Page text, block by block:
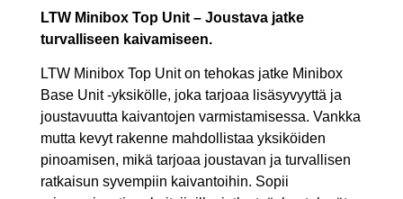
LTW Minibox Top Unit – Joustava jatke
turvalliseen kaivamiseen.
LTW Minibox Top Unit on tehokas jatke Minibox
Base Unit -yksikölle, joka tarjoaa lisäsyvyyttä ja
joustavuutta kaivantojen varmistamisessa. Vankka
mutta kevyt rakenne mahdollistaa yksiköiden
pinoamisen, mikä tarjoaa joustavan ja turvallisen
ratkaisun syvempiin kaivantoihin. Sopii